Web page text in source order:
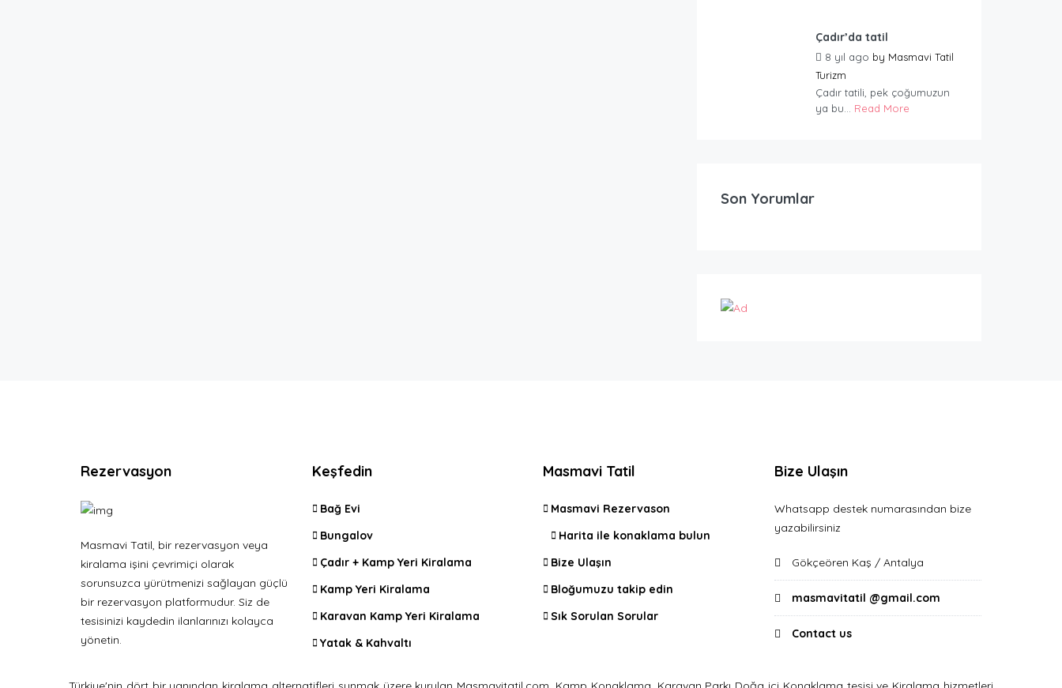
Çadır’da tatil
8 yıl ago by Masmavi Tatil
Turizm
Çadır tatili, pek çoğumuzun
ya bu... Read More
Son Yorumlar
Rezervasyon
Masmavi Tatil, bir rezervasyon veya
kiralama işini çevrimiçi olarak
sorunsuzca yürütmenizi sağlayan güçlü
bir rezervasyon platformudur. Siz de
tesisinizi kaydedin ilanlarınızı kolayca
yönetin.
Keşfedin
Bağ Evi
Bungalov
Çadır + Kamp Yeri Kiralama
Kamp Yeri Kiralama
Karavan Kamp Yeri Kiralama
Yatak & Kahvaltı
Masmavi Tatil
Masmavi Rezervason
Harita ile konaklama bulun
Bize Ulaşın
Bloğumuzu takip edin
Sık Sorulan Sorular
Bize Ulaşın
Whatsapp destek numarasından bize
yazabilirsiniz
Gökçeören Kaş / Antalya
masmavitatil @gmail.com
Contact us